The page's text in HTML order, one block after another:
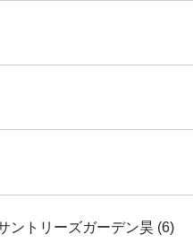
ントリーズガーデン昊 (6)